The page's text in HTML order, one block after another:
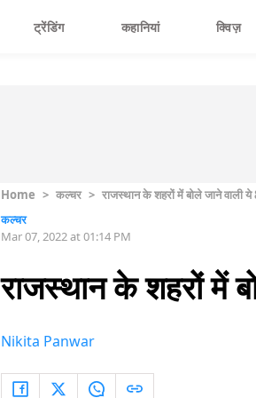
ट्रेंडिंग कहानियां क्विज़
Home > कल्चर > राजस्थान के शहरों में बोले जाने वाली ये
कल्चर
Mar 07, 2022 at 01:14 PM
राजस्थान के शहरों में
Nikita Panwar